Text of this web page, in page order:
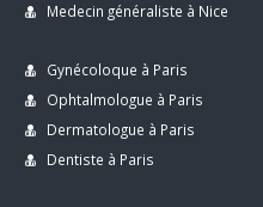
Medecin généraliste à Nice
Gynécoloque à Paris
Ophtalmologue à Paris
Dermatologue à Paris
Dentiste à Paris